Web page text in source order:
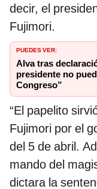
decir, el
Fujimori.
PUEDES VER:
Alva tras
presidente no
Congreso”
“El papelito
Fujimori por el
del 5 de abril.
mando del
dictara la